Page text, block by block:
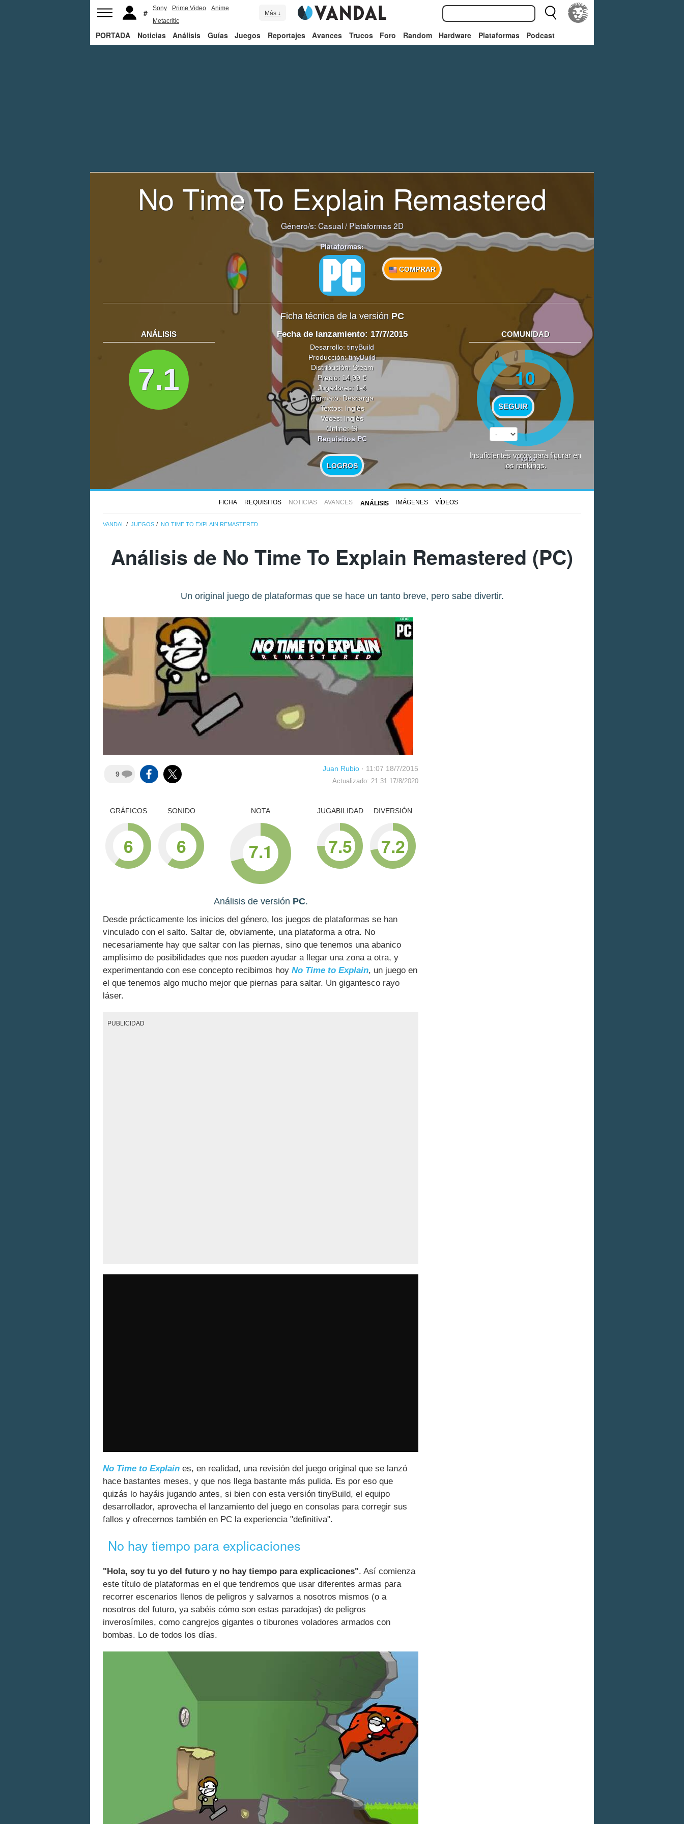
Sony Prime Video
Anime
Metacritic
Más ↓
PORTADA Noticias Análisis Guías Juegos Reportajes Avances Trucos Foro Random Hardware Plataformas Podcast
No Time To Explain Remastered
Género/s:Casual/Plataformas 2D
Plataformas:
COMPRAR
Ficha técnica de la versión PC
ANÁLISIS
7.1
Fecha de lanzamiento: 17/7/2015
Desarrollo: tinyBuild
Producción:tinyBuild
Distribución: Steam
Precio: 14,99 €
Jugadores: 1-4
Formato: Descarga
Textos: Inglés
Voces: Inglés
Online: Sí
Requisitos PC
LOGROS
COMUNIDAD
10
SEGUIR
1votos
Insuficientes votos para figurar en
los rankings.
FICHA REQUISITOS NOTICIAS AVANCES ANÁLISIS IMÁGENES VÍDEOS
VANDAL JUEGOS NO TIME TO EXPLAIN REMASTERED
Análisis de No Time To Explain Remastered (PC)
Un original juego de plataformas que se hace un tanto breve, pero sabe divertir.
9
Juan Rubio · 11:07 18/7/2015
Actualizado: 21:31 17/8/2020
GRÁFICOS
6
SONIDO
6
NOTA
7.1
DIVERSIÓN
7.2
JUGABILIDAD
7.5
Análisis de versión PC.
Desde prácticamente los inicios del género, los juegos de plataformas se han
vinculado con el salto. Saltar de, obviamente, una plataforma a otra. No
necesariamente hay que saltar con las piernas, sino que tenemos una abanico
amplísimo de posibilidades que nos pueden ayudar a llegar una zona a otra, y
experimentando con ese concepto recibimos hoy No Time to Explain, un juego en
el que tenemos algo mucho mejor que piernas para saltar. Un gigantesco rayo
láser.
PUBLICIDAD
No Time to Explain es, en realidad, una revisión del juego original que se lanzó
hace bastantes meses, y que nos llega bastante más pulida. Es por eso que
quizás lo hayáis jugando antes, si bien con esta versión tinyBuild, el equipo
desarrollador, aprovecha el lanzamiento del juego en consolas para corregir sus
fallos y ofrecernos también en PC la experiencia "definitiva".
No hay tiempo para explicaciones
"Hola, soy tu yo del futuro y no hay tiempo para explicaciones". Así comienza
este título de plataformas en el que tendremos que usar diferentes armas para
recorrer escenarios llenos de peligros y salvarnos a nosotros mismos (o a
nosotros del futuro, ya sabéis cómo son estas paradojas) de peligros
inverosímiles, como cangrejos gigantes o tiburones voladores armados con
bombas. Lo de todos los días.